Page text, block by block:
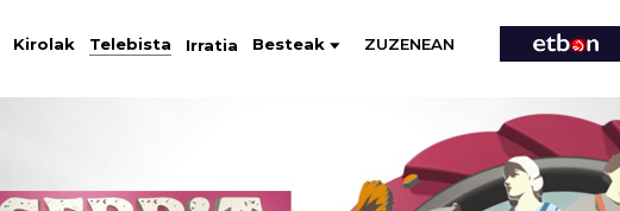
Kirolak Telebista Irratia Besteak ZUZENEAN